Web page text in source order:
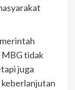
MBG tidak
juga